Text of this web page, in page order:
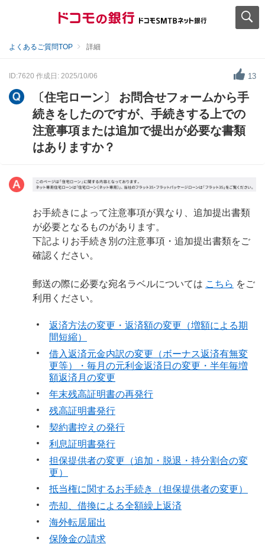
よくあるご質問TOP 詳細
ID:7620 作成日: 2025/10/06 13
〔住宅ローン〕 お問合せフォームから手
続きをしたのですが、手続きする上での
注意事項または追加で提出が必要な書類
はありますか？
お手続きによって注意事項が異なり、追加提出書類
が必要となるものがあります。
下記よりお手続き別の注意事項・追加提出書類をご
確認ください。
郵送の際に必要な宛名ラベルについては こちら をご
利用ください。
返済方法の変更・返済額の変更（増額による期
間短縮）
借入返済元金内訳の変更（ボーナス返済有無変
更等）・毎月の元利金返済日の変更・半年毎増
額返済月の変更
年末残高証明書の再発行
残高証明書発行
契約書控えの発行
利息証明書発行
担保提供者の変更（追加・脱退・持分割合の変
更）
抵当権に関するお手続き（担保提供者の変更）
売却、借換による全額繰上返済
海外転居届出
保険金の請求